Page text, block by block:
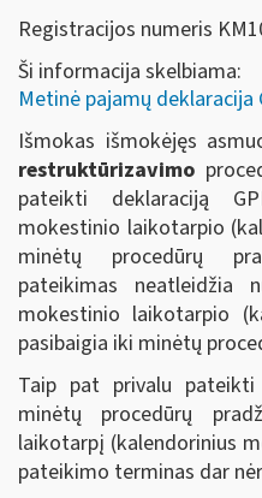
Registracijos numeris
Ši informacija skelbiama:
Metinė pajamų deklaracija
Išmokas išmokėjęs
restruktūrizavimo
pateikti deklaraciją
mokestinio laikotarpio
minėtų procedūrų
pateikimas neatleidžia
mokestinio laikotarpio
pasibaigia iki minėtų
Taip pat privalu
minėtų procedūrų
laikotarpį (kalendorinius
pateikimo terminas dar